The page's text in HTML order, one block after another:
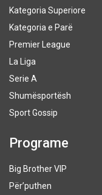
Kategoria Superiore
Kategoria e Parë
Premier League
La Liga
Serie A
Shumësportësh
Sport Gossip
Programe
Big Brother VIP
Për’puthen